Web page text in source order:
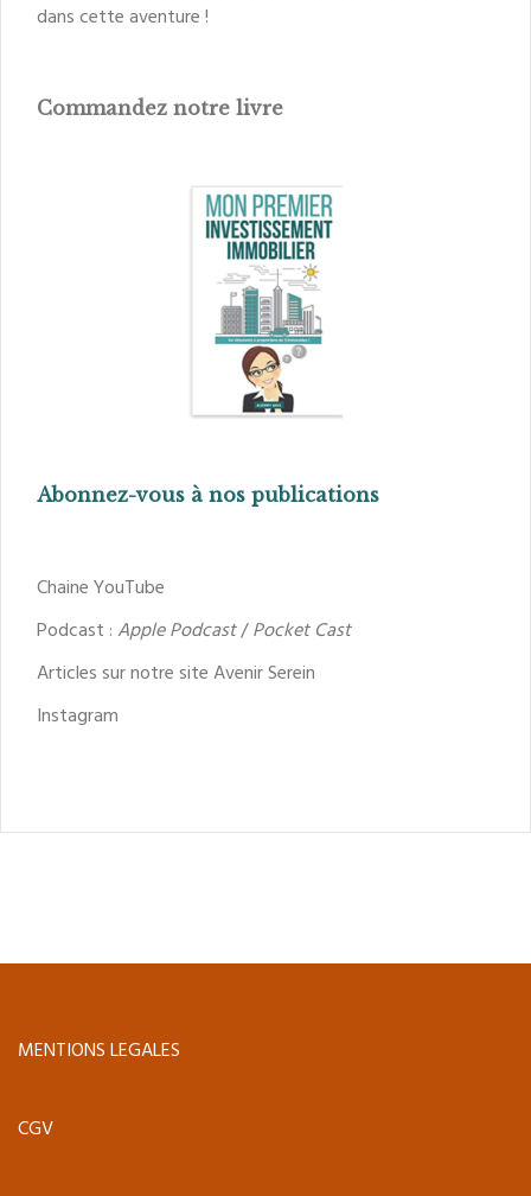
dans cette aventure !
Commandez notre livre
Abonnez-vous à nos publications
Chaine YouTube
Podcast : Apple Podcast/ Pocket Cast
Articles sur notre site Avenir Serein
Instagram
MENTIONS LEGALES
CGV